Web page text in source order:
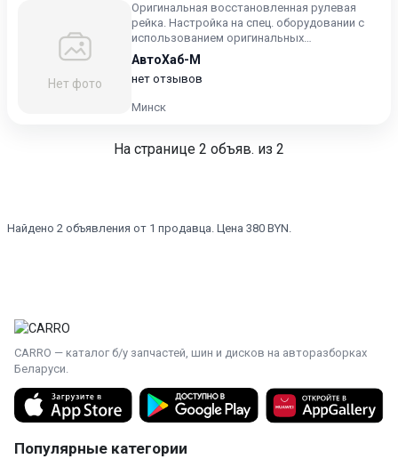
Нет фото
Оригинальная восстановленная рулевая
рейка. Настройка на спец. оборудовании с
использованием оригинальных
комплектующих. Цена с зачётом ваше...
АвтоХаб-М
нет отзывов
Минск
На странице 2 объяв. из 2
Найдено 2 объявления от 1 продавца. Цена 380 BYN.
CARRO — каталог б/у запчастей, шин и дисков на авторазборках
Беларуси.
Популярные категории